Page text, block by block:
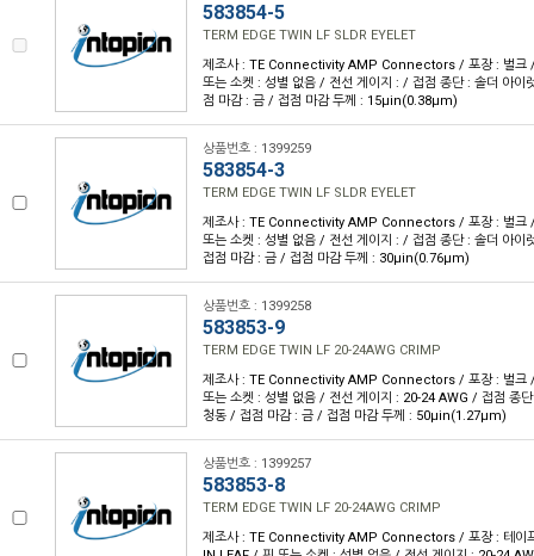
583854-5
TERM EDGE TWIN LF SLDR EYELET
제조사 : TE Connectivity AMP Connectors / 포장 : 벌크
또는 소켓 : 성별 없음 / 전선 게이지 : / 접점 종단 : 솔더 아이
점 마감 : 금 / 접점 마감 두께 : 15µin(0.38µm)
상품번호 : 1399259
583854-3
TERM EDGE TWIN LF SLDR EYELET
제조사 : TE Connectivity AMP Connectors / 포장 : 벌크
또는 소켓 : 성별 없음 / 전선 게이지 : / 접점 종단 : 솔더 아이
접점 마감 : 금 / 접점 마감 두께 : 30µin(0.76µm)
상품번호 : 1399258
583853-9
TERM EDGE TWIN LF 20-24AWG CRIMP
제조사 : TE Connectivity AMP Connectors / 포장 : 벌크
또는 소켓 : 성별 없음 / 전선 게이지 : 20-24 AWG / 접점 종
청동 / 접점 마감 : 금 / 접점 마감 두께 : 50µin(1.27µm)
상품번호 : 1399257
583853-8
TERM EDGE TWIN LF 20-24AWG CRIMP
제조사 : TE Connectivity AMP Connectors / 포장 : 테이